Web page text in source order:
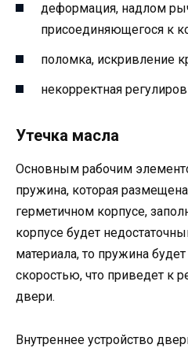
деформация, надлом
присоединяющегося к
поломка, искривление
некорректная
Утечка масла
Основным рабочим
пружина, которая
герметичном корпусе,
корпусе будет
материала, то пружина
скоростью, что приведет к
двери.
Внутреннее устройство